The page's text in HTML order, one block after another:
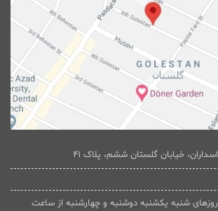
خیابان گلستان ششم، پلاک 41
شنبه یکشنبه دوشنبه و چهارشنبه از ساعت